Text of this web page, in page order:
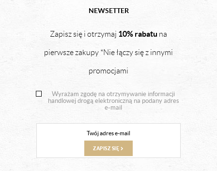
NEWSETTER
Zapisz się i otrzymaj 10% rabatu na
pierwsze zakupy *Nie łączy się z innymi
promocjami
Wyrażam zgodę na otrzymywanie informacji
handlowej drogą elektroniczną na podany adres
e-mail
ZAPISZ SIĘ